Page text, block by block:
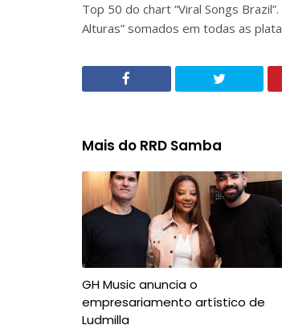
Top 50 do chart “Viral Songs
Alturas” somados em todas as
Mais do RRD Samba
GH Music anuncia o
empresariamento artístico de
Ludmilla